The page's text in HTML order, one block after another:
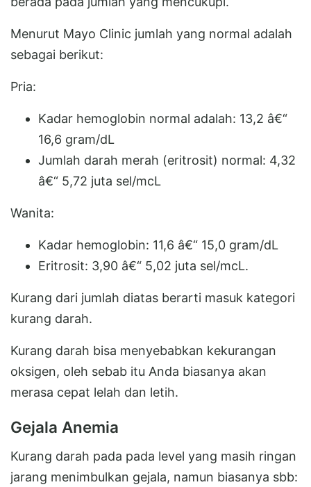
Menurut Mayo Clinic jumlah yang normal adalah
sebagai berikut:
Pria:
Kadar hemoglobin normal adalah: 13,2 â€“
16,6 gram/dL
Jumlah darah merah (eritrosit) normal: 4,32
â€“ 5,72 juta sel/mcL
Wanita:
Kadar hemoglobin: 11,6 â€“ 15,0 gram/dL
Eritrosit: 3,90 â€“ 5,02 juta sel/mcL.
Kurang dari jumlah diatas berarti masuk kategori
kurang darah.
Kurang darah bisa menyebabkan kekurangan
oksigen, oleh sebab itu Anda biasanya akan
merasa cepat lelah dan letih.
Gejala Anemia
Kurang darah pada pada level yang masih ringan
jarang menimbulkan gejala, namun biasanya sbb: